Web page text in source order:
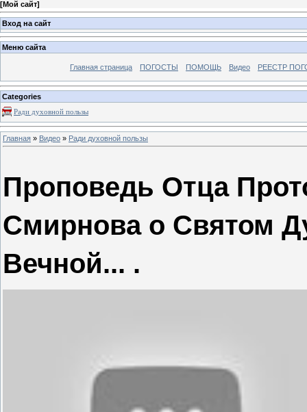
[Мой сайт]
Вход на сайт
Меню сайта
Главная страница ПОГОСТЫ ПОМОЩЬ Видео РЕЕСТР
Categories
Ради духовной пользы
Главная » Видео » Ради духовной пользы
Проповедь Отца
Смирнова о Святом
Вечной... .